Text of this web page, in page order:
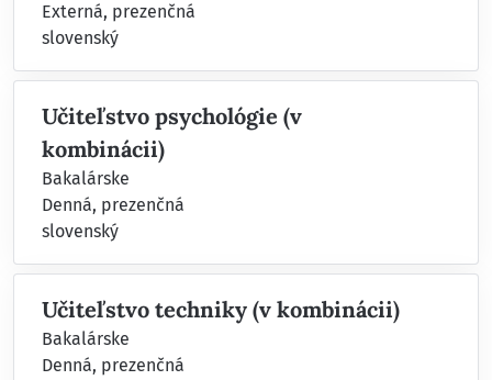
Externá, prezenčná
slovenský
Učiteľstvo psychológie (v
kombinácii)
Bakalárske
Denná, prezenčná
slovenský
Učiteľstvo techniky (v kombinácii)
Bakalárske
Denná, prezenčná